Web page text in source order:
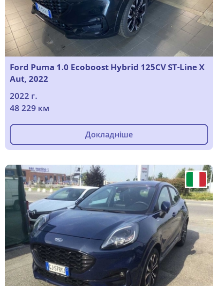
Ford Puma 1.0 Ecoboost Hybrid 125CV ST-Line X
Aut, 2022
2022 г.
48 229 км
Докладніше